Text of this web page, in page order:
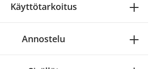
Käyttötarkoitus
Annostelu